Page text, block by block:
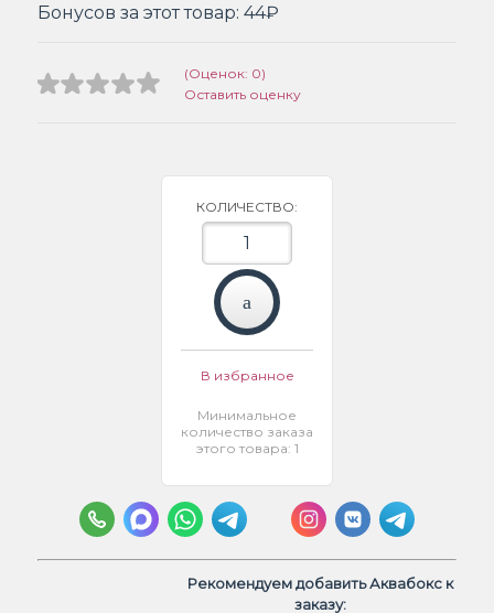
Бонусов за этот товар: 44₽
(Оценок: 0)
Оставить оценку
КОЛИЧЕСТВО:
В избранное
Минимальное
количество заказа
этого товара: 1
Рекомендуем добавить Аквабокс к
заказу: